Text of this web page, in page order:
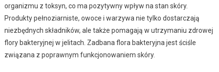
organizmu z toksyn, co ma pozytywny wpływ na stan skóry.
Produkty pełnoziarniste, owoce i warzywa nie tylko dostarczają
niezbędnych składników, ale także pomagają w utrzymaniu zdrowej
flory bakteryjnej w jelitach. Zadbana flora bakteryjna jest ściśle
związana z poprawnym funkcjonowaniem skóry.